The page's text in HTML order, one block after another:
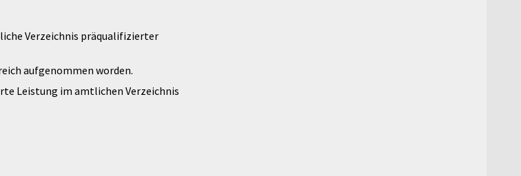
Verzeichnis präqualifizierter
aufgenommen worden.
Leistung im amtlichen Verzeichnis